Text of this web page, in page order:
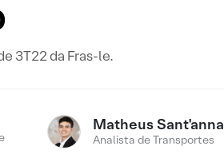
3T22 da Fras-le.
Matheus Sant'anna
Analista de Transportes